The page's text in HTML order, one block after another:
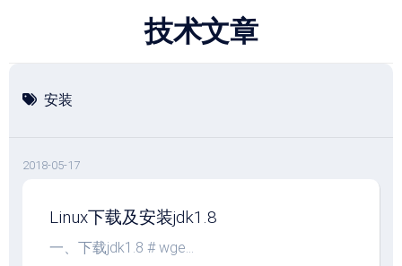
技术文章
安装
2018-05-17
Linux下载及安装jdk1.8
一、下载jdk1.8 # wge...